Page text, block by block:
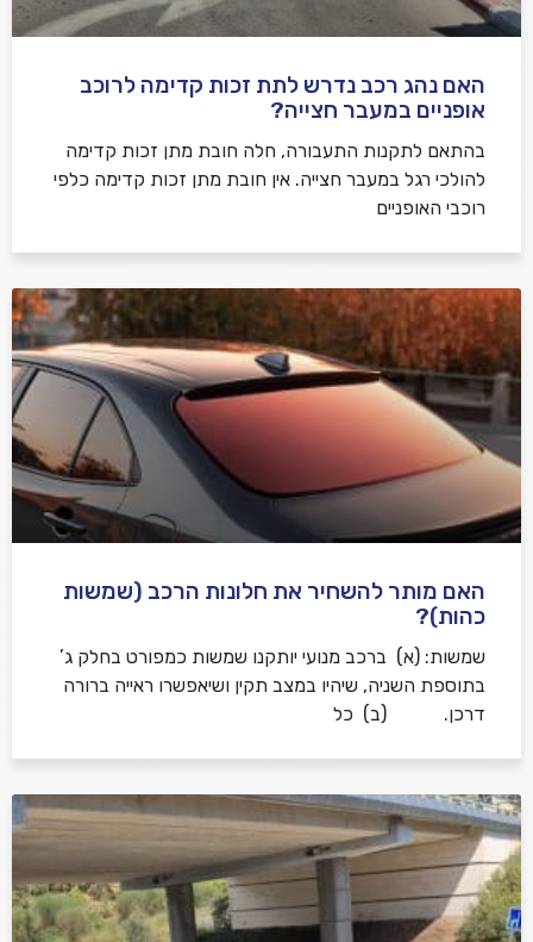
שלח משוב
האם נהג רכב נדרש לתת זכות קדימה לרוכב
אופניים במעבר חצייה?
בהתאם לתקנות התעבורה, חלה חובת מתן זכות קדימה
להולכי רגל במעבר חצייה. אין חובת מתן זכות קדימה כלפי
רוכבי האופניים
האם מותר להשחיר את חלונות הרכב (שמשות
כהות)?
שמשות: (א) ברכב מנועי יותקנו שמשות כמפורט בחלק ג’
בתוספת השניה, שיהיו במצב תקין ושיאפשרו ראייה ברורה
דרכן. (ב) כל